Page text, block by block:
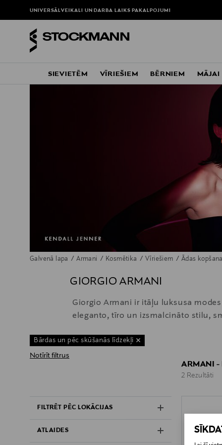
UNIVERSĀLVEIKALI UN DARBA LAIKSPAKALPOJUMI
SIEVIETĒM VĪRIEŠIEM BĒRNIEM MĀJAI
Galvenā lapa Armani Kosmētika Vīriešiem Ādas kopšana
GIORGIO ARMANI
Giorgio Armani ir itāļu luksusa
eleganto, tīro un izsmalcināto stilu,
Bārdas un pēc skūšanās līdzekļi
Notīrīt filtrus
FILTRĒT PĒC LOKĀCIJAS
ATLAIDES
ARMANI -
2 Rezultāti